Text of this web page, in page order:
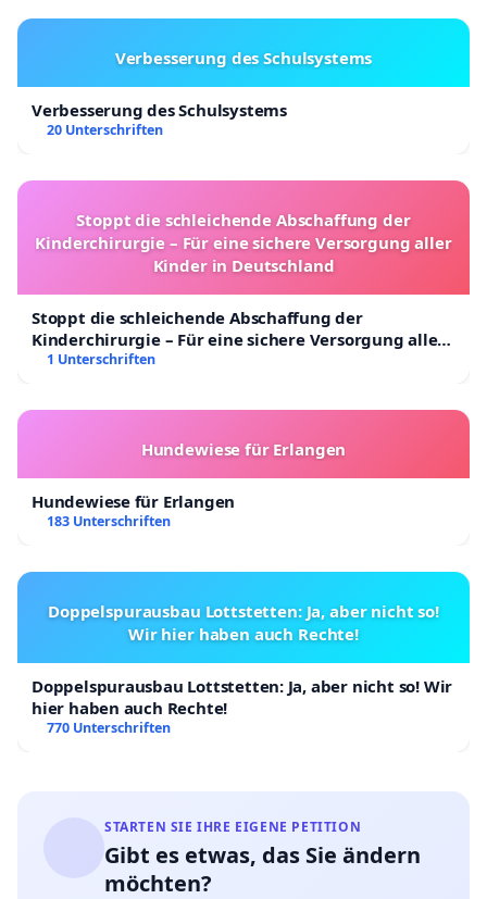
Verbesserung des Schulsystems
Verbesserung des Schulsystems
20 Unterschriften
Stoppt die schleichende Abschaffung der
Kinderchirurgie – Für eine sichere Versorgung aller
Kinder in Deutschland
Stoppt die schleichende Abschaffung der
Kinderchirurgie – Für eine sichere Versorgung aller
Kinder in Deutschland
1 Unterschriften
Hundewiese für Erlangen
Hundewiese für Erlangen
183 Unterschriften
Doppelspurausbau Lottstetten: Ja, aber nicht so!
Wir hier haben auch Rechte!
Doppelspurausbau Lottstetten: Ja, aber nicht so! Wir
hier haben auch Rechte!
770 Unterschriften
STARTEN SIE IHRE EIGENE PETITION
Gibt es etwas, das Sie ändern
möchten?